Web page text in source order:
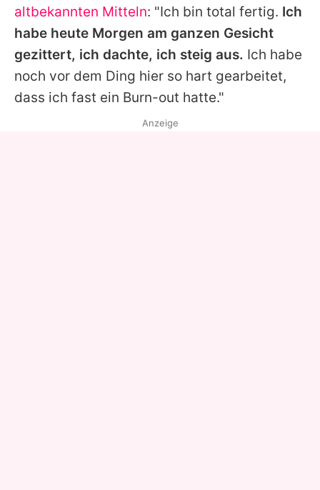
altbekannten Mitteln: "Ich bin total fertig. Ich
habe heute Morgen am ganzen Gesicht
gezittert, ich dachte, ich steig aus. Ich habe
noch vor dem Ding hier so hart gearbeitet,
dass ich fast ein Burn-out hatte."
Anzeige